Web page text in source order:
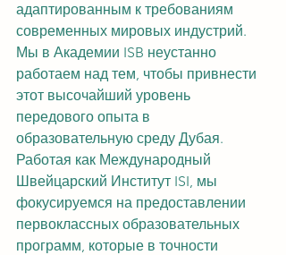
адаптированным к требованиям
современных мировых индустрий.
Мы в Академии ISB неустанно
работаем над тем, чтобы привнести
этот высочайший уровень
передового опыта в
образовательную среду Дубая.
Работая как Международный
Швейцарский Институт ISI, мы
фокусируемся на предоставлении
первоклассных образовательных
программ, которые в точности